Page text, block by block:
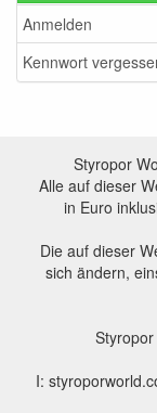
Anmelden
Kennwort
Styropor
Alle auf dieser
in Euro
Die auf dieser
sich ändern,
Styropor
I: